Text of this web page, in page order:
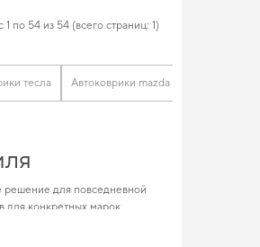
1 по 54 из 54 (всего страниц: 1)
тесла Автоковрики mazda
решение для повседневной
для конкретных марок